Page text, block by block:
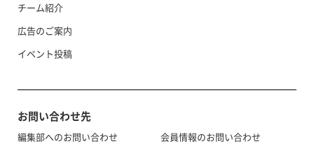
チーム紹介
広告のご案内
イベント投稿
お問い合わせ先
編集部へのお問い合わせ
会員情報のお問い合わせ